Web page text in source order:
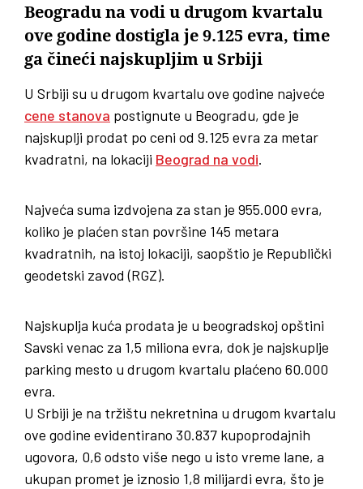
Beogradu na vodi u drugom kvartalu
ove godine dostigla je 9.125 evra, time
ga čineći najskupljim u Srbiji
U Srbiji su u drugom kvartalu ove godine najveće
cene stanova postignute u Beogradu, gde je
najskuplji prodat po ceni od 9.125 evra za metar
kvadratni, na lokaciji Beograd na vodi.
Najveća suma izdvojena za stan je 955.000 evra,
koliko je plaćen stan površine 145 metara
kvadratnih, na istoj lokaciji, saopštio je Republički
geodetski zavod (RGZ).
Najskuplja kuća prodata je u beogradskoj opštini
Savski venac za 1,5 miliona evra, dok je najskuplje
parking mesto u drugom kvartalu plaćeno 60.000
evra.
U Srbiji je na tržištu nekretnina u drugom kvartalu
ove godine evidentirano 30.837 kupoprodajnih
ugovora, 0,6 odsto više nego u isto vreme lane, a
ukupan promet je iznosio 1,8 milijardi evra, što je